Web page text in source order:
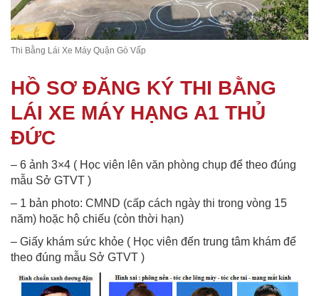
Thi Bằng Lái Xe Máy Quận Gò Vấp
HỒ SƠ ĐĂNG KÝ THI BẰNG
LÁI XE MÁY HẠNG A1 THỦ
ĐỨC
– 6 ảnh 3×4 ( Học viên lên văn phòng chụp để theo đúng
mẫu Sở GTVT )
– 1 bản photo: CMND (cấp cách ngày thi trong vòng 15
năm) hoặc hộ chiếu (còn thời hạn)
– Giấy khám sức khỏe ( Học viên đến trung tâm khám để
theo đúng mẫu Sở GTVT )